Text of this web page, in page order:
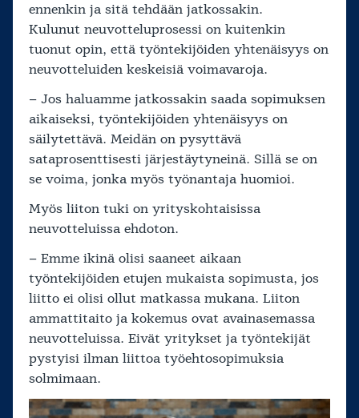
ennenkin ja sitä tehdään jatkossakin.
Kulunut neuvotteluprosessi on kuitenkin
tuonut opin, että työntekijöiden yhtenäisyys on
neuvotteluiden keskeisiä voimavaroja.
– Jos haluamme jatkossakin saada sopimuksen
aikaiseksi, työntekijöiden yhtenäisyys on
säilytettävä. Meidän on pysyttävä
sataprosenttisesti järjestäytyneinä. Sillä se on
se voima, jonka myös työnantaja huomioi.
Myös liiton tuki on yrityskohtaisissa
neuvotteluissa ehdoton.
– Emme ikinä olisi saaneet aikaan
työntekijöiden etujen mukaista sopimusta, jos
liitto ei olisi ollut matkassa mukana. Liiton
ammattitaito ja kokemus ovat avainasemassa
neuvotteluissa. Eivät yritykset ja työntekijät
pystyisi ilman liittoa työehtosopimuksia
solmimaan.